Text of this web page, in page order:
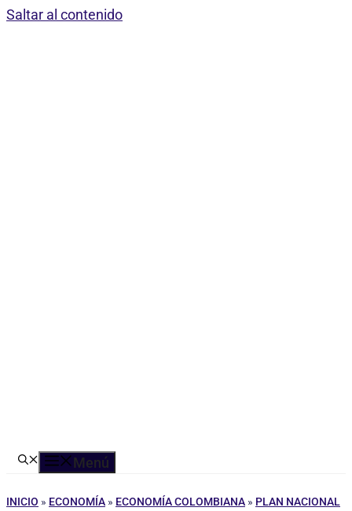
Saltar al contenido
Menú
INICIO » ECONOMÍA » ECONOMÍA COLOMBIANA » PLAN NACIONAL